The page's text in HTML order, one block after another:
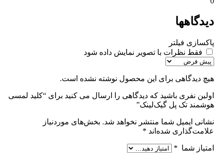
دیدگاهها
پاکسازی فیلتر
فقط نظرات با تصویر نمایش داده شود
هیچ دیدگاهی برای این محصول نوشته نشده است.
اولین نفری باشید که دیدگاهی را ارسال می کنید برای “کلید لمسی
هوشمند تک پل گیک‌لینک”
نشانی ایمیل شما منتشر نخواهد شد. بخش‌های موردنیاز
علامت‌گذاری شده‌اند *
امتیاز شما *